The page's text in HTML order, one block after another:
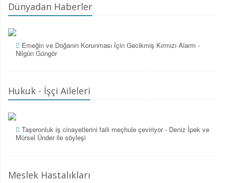
Dünyadan Haberler
Emeğin ve Doğanın Korunması İçin Gecikmiş Kırmızı Alarm -
Nilgün Güngör
Hukuk - İşçi Aileleri
Taşeronluk iş cinayetlerini faili meçhule çeviriyor - Deniz İpek ve
Mürsel Ünder ile söyleşi
Meslek Hastalıkları